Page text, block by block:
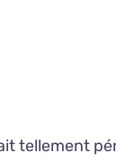
tellement